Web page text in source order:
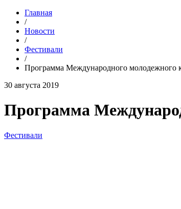
Главная
/
Новости
/
Фестивали
/
Программа Международного молодежного
30 августа 2019
Программа
Фестивали